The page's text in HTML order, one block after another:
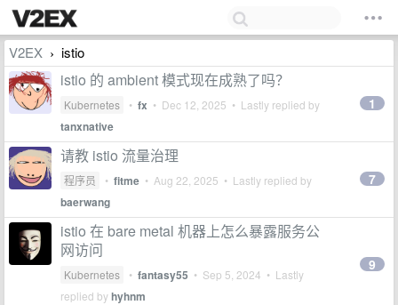
V2EX › istio
istio 的 ambient 模式现在成熟了吗？
Kubernetes • fx • Dec 12, 2025 • Lastly replied by
tanxnative
1
请教 istio 流量治理
程序员 • fitme • Aug 22, 2025 • Lastly replied by
baerwang
7
istio 在 bare metal 机器上怎么暴露服务公
网访问
Kubernetes • fantasy55 • Sep 5, 2024 • Lastly
replied byhyhnm
9